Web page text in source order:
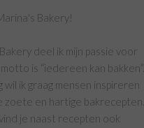
Bakery!
deel ik mijn passie voor
is “iedereen kan bakken”.
wil ik graag mensen inspireren
zoete en hartige bakrecepten.
je naast recepten ook